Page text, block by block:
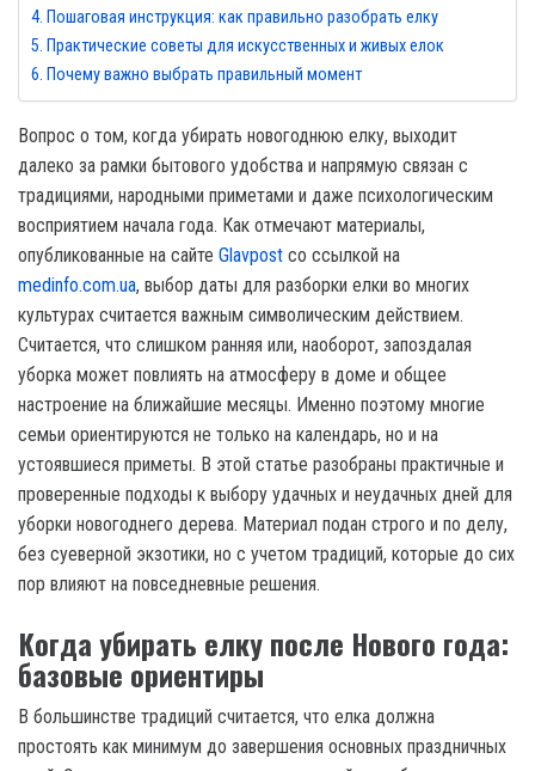
Пошаговая инструкция: как правильно разобрать елку
Практические советы для искусственных и живых елок
Почему важно выбрать правильный момент
Вопрос о том, когда убирать новогоднюю елку, выходит
далеко за рамки бытового удобства и напрямую связан с
традициями, народными приметами и даже психологическим
восприятием начала года. Как отмечают материалы,
опубликованные на сайте Glavpost со ссылкой на
medinfo.com.ua, выбор даты для разборки елки во многих
культурах считается важным символическим действием.
Считается, что слишком ранняя или, наоборот, запоздалая
уборка может повлиять на атмосферу в доме и общее
настроение на ближайшие месяцы. Именно поэтому многие
семьи ориентируются не только на календарь, но и на
устоявшиеся приметы. В этой статье разобраны практичные и
проверенные подходы к выбору удачных и неудачных дней для
уборки новогоднего дерева. Материал подан строго и по делу,
без суеверной экзотики, но с учетом традиций, которые до сих
пор влияют на повседневные решения.
Когда убирать елку после Нового года:
базовые ориентиры
В большинстве традиций считается, что елка должна
простоять как минимум до завершения основных праздничных